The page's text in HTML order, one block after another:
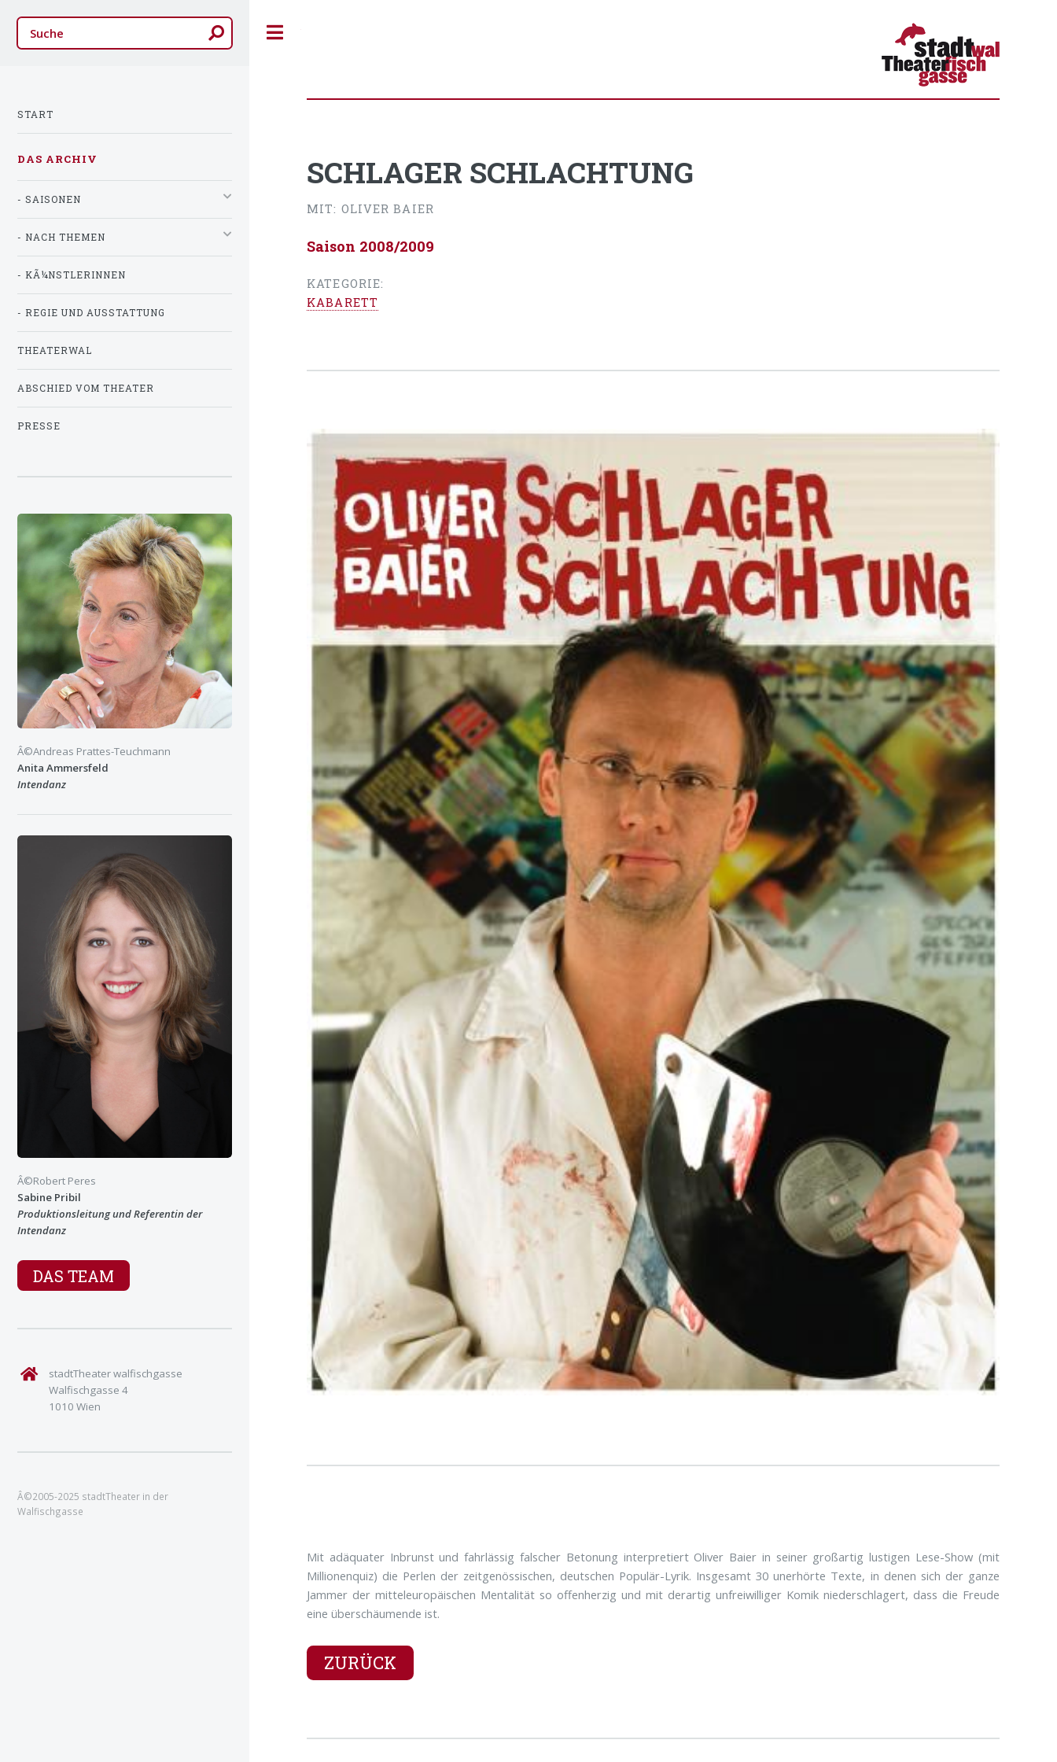
SCHLAGER SCHLACHTUNG
MIT: OLIVER BAIER
Saison 2008/2009
KATEGORIE:
KABARETT
Mit adäquater Inbrunst und fahrlässig falscher Betonung interpretiert Oliver Baier in seiner großartig lustigen Lese-Show (mit
Millionenquiz) die Perlen der zeitgenössischen, deutschen Populär-Lyrik. Insgesamt 30 unerhörte Texte, in denen sich der ganze
Jammer der mitteleuropäischen Mentalität so offenherzig und mit derartig unfreiwilliger Komik niederschlagert, dass die Freude
eine überschäumende ist.
ZURÜCK
START
DAS ARCHIV
- SAISONEN
- NACH THEMEN
- KÃ¼NSTLERINNEN
- REGIE UND AUSSTATTUNG
THEATERWAL
ABSCHIED VOM THEATER
PRESSE
Â©Andreas Prattes-Teuchmann
Anita Ammersfeld
Intendanz
Â©Robert Peres
Sabine Pribil
Produktionsleitung und Referentin der
Intendanz
DAS TEAM
stadtTheater walfischgasse
Walfischgasse 4
1010 Wien
Â©2005-2025 stadtTheater in der
Walfischgasse
Toggle